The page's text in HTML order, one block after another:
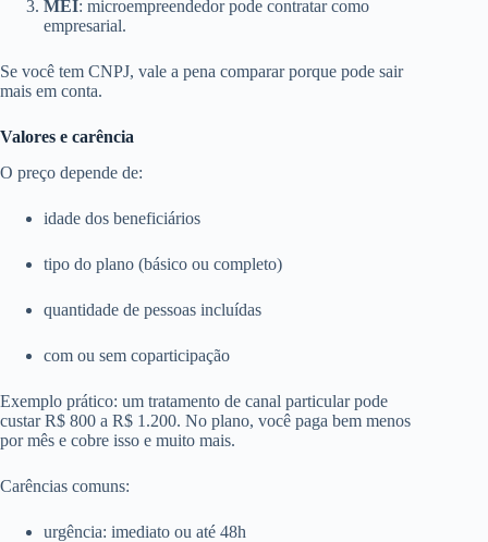
MEI: microempreendedor pode contratar como
empresarial.
Se você tem CNPJ, vale a pena comparar porque pode sair
mais em conta.
Valores e carência
O preço depende de:
idade dos beneficiários
tipo do plano (básico ou completo)
quantidade de pessoas incluídas
com ou sem coparticipação
Exemplo prático: um tratamento de canal particular pode
custar R$ 800 a R$ 1.200. No plano, você paga bem menos
por mês e cobre isso e muito mais.
Carências comuns:
urgência: imediato ou até 48h